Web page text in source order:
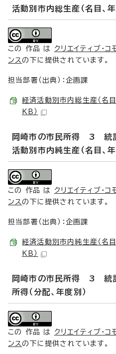
活動別市内総生産（名目、年
この 作品 は クリエイティブ・
ンスの下に提供されています。
担当部署（出典）：企画課
経済活動別市内総生産（名
KB）
岡崎市の市民所得 3
活動別市内純生産（名目、年
この 作品 は クリエイティブ・
ンスの下に提供されています。
担当部署（出典）：企画課
経済活動別市内純生産（名
KB）
岡崎市の市民所得 3
所得（分配、年度別）
この 作品 は クリエイティブ・
ンスの下に提供されています。